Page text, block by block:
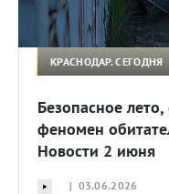
КРАСНОДАР. СЕГОДНЯ
Безопасное
феномен
Новости 2 июня
| 03.06.2026